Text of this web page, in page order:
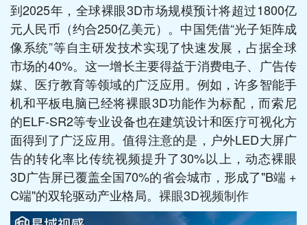
到2025年，全球裸眼3D市场规模预计将超过1800亿
元人民币（约合250亿美元）。中国凭借“光子矩阵成
像系统”等自主研发技术实现了快速发展，占据全球
市场的40%。这一增长主要得益于消费电子、广告传
媒、医疗教育等领域的广泛应用。例如，许多智能手
机和平板电脑已经将裸眼3D功能作为标配，而索尼
的ELF-SR2等专业设备也在建筑设计和医疗可视化方
面得到了广泛应用。值得注意的是，户外LED大屏广
告的转化率比传统视频提升了30%以上，动态裸眼
3D广告屏已覆盖全国70%的省会城市，形成了"B端 +
C端"的双轮驱动产业格局。 裸眼3D视频制作